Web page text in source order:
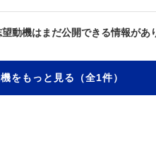
動機はまだ公開できる情報があ
をもっと見る（全1件）